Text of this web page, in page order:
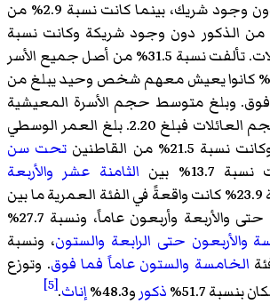
معيلات من الإناث دون وجود شريك، بينما كانت نسبة 2.9% من
من الذكور دون وجود شريكة وكانت نسبة
43.2% من غير العائلات. تألفت نسبة 31.5% من أصل جميع الأسر
من أفراد ونسبة 10.8% كانوا يعيش معهم شخص وحيد يبلغ من
فما فوق. وبلغ متوسط حجم الأسرة المعيشية
2.84، أما متوسط حجم العائلات فبلغ 2.20. بلغ العمر الوسطي
تحت سن
13.7% بين
الثامنة عشر والأربعة
عاماً، ونسبة 23.9% كانت واقعةً في الفئة العمرية ما بين
الخامسة والعشرون حتى والأربعة وأربعون عاماً، ونسبة 27.7%
والأربعون حتى الرابعة والستون، ونسبة
الخامسة والستون عاماً فما فوق. وتوزع
51.7%
ذكور و48.3% إناث.
[5]